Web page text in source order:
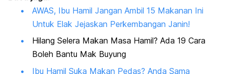
AWAS, Ibu Hamil Jangan Ambil 15 Makanan Ini
Untuk Elak Jejaskan Perkembangan Janin!
Hilang Selera Makan Masa Hamil? Ada 19 Cara
Boleh Bantu Mak Buyung
Ibu Hamil Suka Makan Pedas? Anda Sama